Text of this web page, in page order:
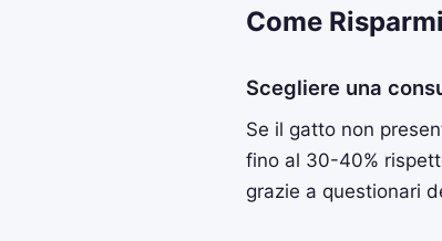
Come
Scegliere una
Se il gatto non
fino al 30-40%
grazie a questionari